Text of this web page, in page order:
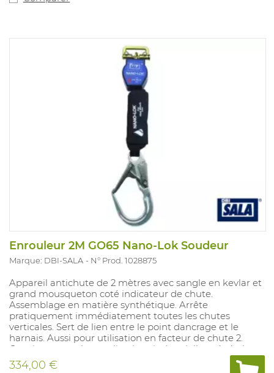
Enrouleur 2M GO65 Nano-Lok Soudeur
Marque: DBI-SALA N° Prod. 1028875
Appareil antichute de 2 mètres avec sangle en kevlar et
grand mousqueton coté indicateur de chute.
Assemblage en matière synthétique. Arrête
pratiquement immédiatement toutes les chutes
verticales. Sert de lien entre le point dancrage et le
harnais. Aussi pour utilisation en facteur de chute 2.
Convient pour : les applications industrielles générales.
Poids : 1,5kg. Conforme aux normes : EN360.
334,00 €